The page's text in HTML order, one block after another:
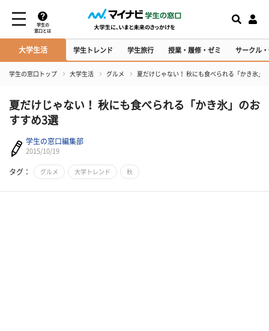
学生の
窓口とは
大学生活 学生トレンド 学生旅行 授業・履修・ゼミ サークル
学生の窓口トップ 大学生活 グルメ 夏だけじゃない！ 秋にも食べられる「かき氷」
夏だけじゃない！ 秋にも食べられる「かき氷」のお
すすめ3選
学生の窓口編集部
2015/10/19
タグ： グルメ 大学トレンド 秋